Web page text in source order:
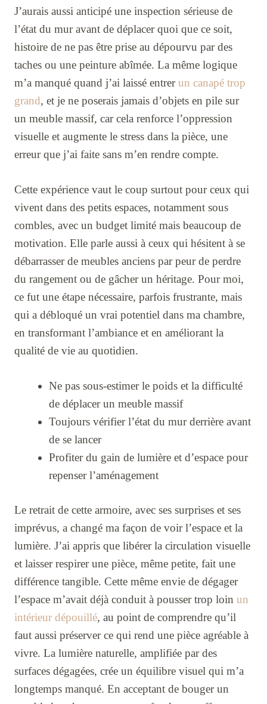
J’aurais aussi anticipé une inspection sérieuse de
l’état du mur avant de déplacer quoi que ce soit,
histoire de ne pas être prise au dépourvu par des
taches ou une peinture abîmée. La même logique
m’a manqué quand j’ai laissé entrerun canapé trop
grand, et je ne poserais jamais d’objets en pile sur
un meuble massif, car cela renforce l’oppression
visuelle et augmente le stress dans la pièce, une
erreur que j’ai faite sans m’en rendre compte.
Cette expérience vaut le coup surtout pour ceux qui
vivent dans des petits espaces, notamment sous
combles, avec un budget limité mais beaucoup de
motivation. Elle parle aussi à ceux qui hésitent à se
débarrasser de meubles anciens par peur de perdre
du rangement ou de gâcher un héritage. Pour moi,
ce fut une étape nécessaire, parfois frustrante, mais
qui a débloqué un vrai potentiel dans ma chambre,
en transformant l’ambiance et en améliorant la
qualité de vie au quotidien.
Ne pas sous-estimer le poids et la difficulté
de déplacer un meuble massif
Toujours vérifier l’état du mur derrière avant
de se lancer
Profiter du gain de lumière et d’espace pour
repenser l’aménagement
Le retrait de cette armoire, avec ses surprises et ses
imprévus, a changé ma façon de voir l’espace et la
lumière. J’ai appris que libérer la circulation visuelle
et laisser respirer une pièce, même petite, fait une
différence tangible. Cette même envie de dégager
l’espace m’avait déjà conduit à pousser trop loin un
intérieur dépouillé, au point de comprendre qu’il
faut aussi préserver ce qui rend une pièce agréable à
vivre. La lumière naturelle, amplifiée par des
surfaces dégagées, crée un équilibre visuel qui m’a
longtemps manqué. En acceptant de bouger un